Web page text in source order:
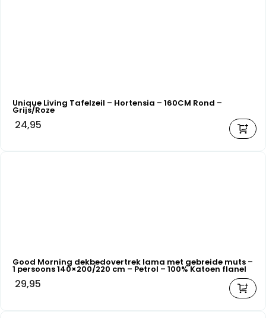
Unique Living Tafelzeil – Hortensia – 160CM Rond –
Grijs/Roze
24,95
Good Morning dekbedovertrek lama met gebreide muts –
1 persoons 140×200/220 cm – Petrol – 100% Katoen flanel
29,95